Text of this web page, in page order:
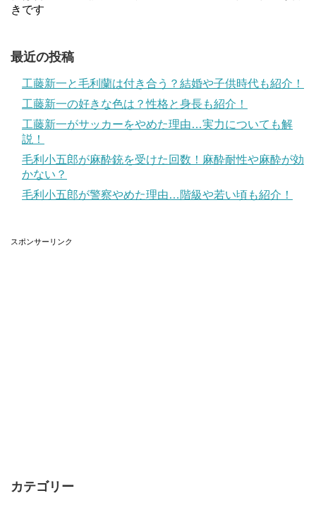
きです
最近の投稿
工藤新一と毛利蘭は付き合う？結婚や子供時代も紹介！
工藤新一の好きな色は？性格と身長も紹介！
工藤新一がサッカーをやめた理由…実力についても解
説！
毛利小五郎が麻酔銃を受けた回数！麻酔耐性や麻酔が効
かない？
毛利小五郎が警察やめた理由…階級や若い頃も紹介！
スポンサーリンク
カテゴリー